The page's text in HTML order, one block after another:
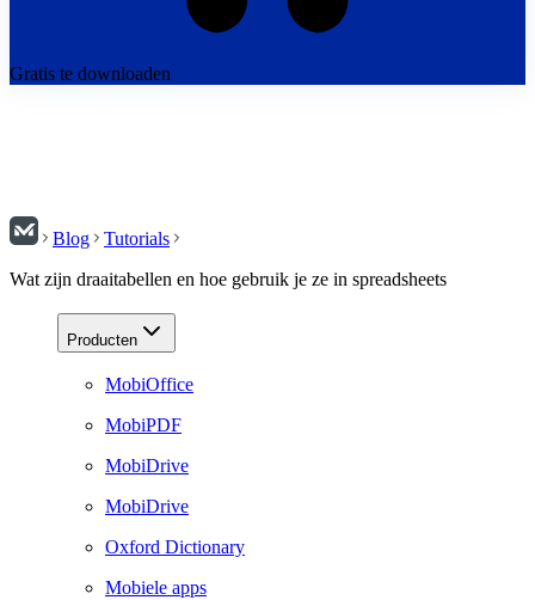
Gratis te downloaden
Blog
Tutorials
Wat zijn draaitabellen en hoe gebruik je ze in spreadsheets
Producten
MobiOffice
MobiPDF
MobiDrive
MobiDrive
Oxford Dictionary
Mobiele apps